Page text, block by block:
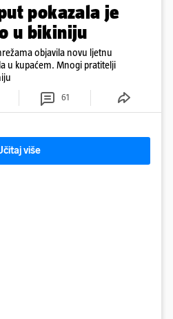
pokazala je
u bikiniju
objavila novu ljetnu
u kupaćem. Mnogi pratitelji
61
više